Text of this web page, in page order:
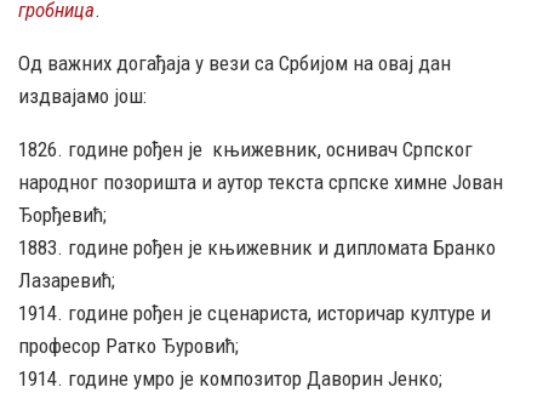
гробница.
Од важних догађаја у вези са Србијом на овај дан
издвајамо још:
1826. године рођен је књижевник, оснивач Српског
народног позоришта и аутор текста српске химне Јован
Ђорђевић;
1883. године рођен је књижевник и дипломата Бранко
Лазаревић;
1914. године рођен је сценариста, историчар културе и
професор Ратко Ђуровић;
1914. године умро је композитор Даворин Јенко;